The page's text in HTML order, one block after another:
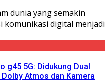
dunia yang semakin
digital menjadi
g45 5G: Didukung Dual
Atmos dan Kamera